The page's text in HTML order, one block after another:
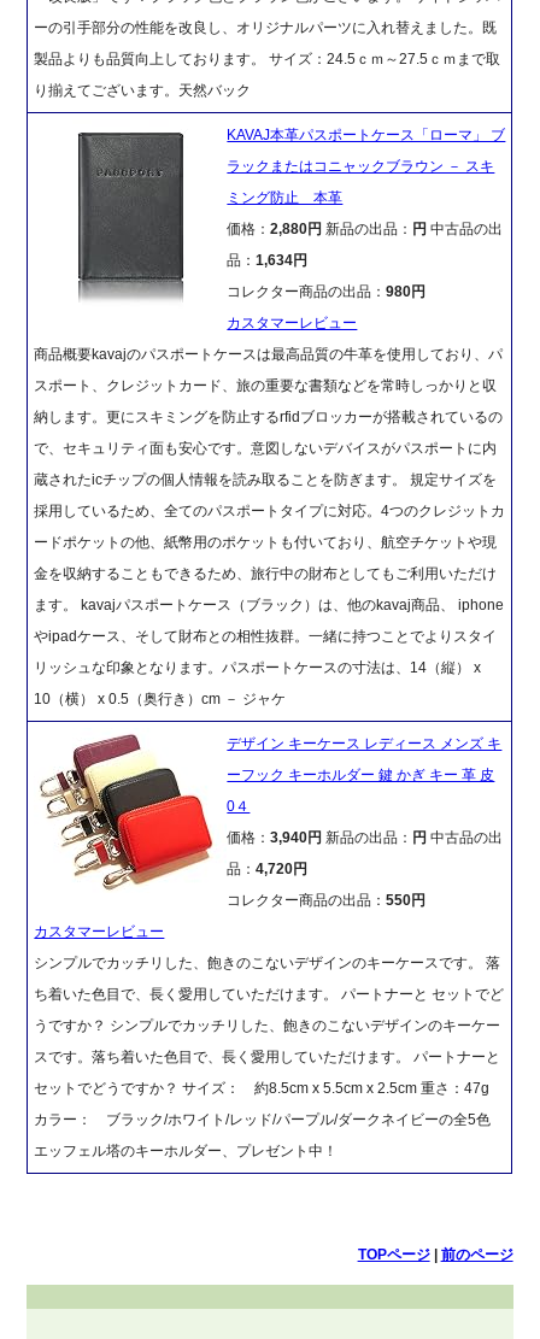
ーの引手部分の性能を改良し、オリジナルパーツに入れ替えました。既
製品よりも品質向上しております。 サイズ：24.5ｃｍ～27.5ｃｍまで取
り揃えてございます。天然バック
KAVAJ本革パスポートケース「ローマ」 ブ
ラックまたはコニャックブラウン － スキ
ミング防止 本革
価格：2,880円新品の出品： 円 中古品の出
品：1,634円
コレクター商品の出品：980円
カスタマーレビュー
商品概要kavajのパスポートケースは最高品質の牛革を使用しており、パ
スポート、クレジットカード、旅の重要な書類などを常時しっかりと収
納します。更にスキミングを防止するrfidブロッカーが搭載されているの
で、セキュリティ面も安心です。意図しないデバイスがパスポートに内
蔵されたicチップの個人情報を読み取ることを防ぎます。 規定サイズを
採用しているため、全てのパスポートタイプに対応。4つのクレジットカ
ードポケットの他、紙幣用のポケットも付いており、航空チケットや現
金を収納することもできるため、旅行中の財布としてもご利用いただけ
ます。 kavajパスポートケース（ブラック）は、他のkavaj商品、 iphone
やipadケース、そして財布との相性抜群。一緒に持つことでよりスタイ
リッシュな印象となります。パスポートケースの寸法は、14（縦） x
10（横） x 0.5（奥行き）cm － ジャケ
デザイン キーケース レディース メンズ キ
ーフック キーホルダー 鍵 かぎ キー 革 皮
0４
価格：3,940円新品の出品： 円 中古品の出
品：4,720円
コレクター商品の出品：550円
カスタマーレビュー
シンプルでカッチリした、飽きのこないデザインのキーケースです。 落
ち着いた色目で、長く愛用していただけます。 パートナーと セットでど
うですか？ シンプルでカッチリした、飽きのこないデザインのキーケー
スです。落ち着いた色目で、長く愛用していただけます。 パートナーと
セットでどうですか？ サイズ： 約8.5cm x 5.5cm x 2.5cm 重さ：47g
カラー： ブラック/ホワイト/レッド/パープル/ダークネイビーの全5色
エッフェル塔のキーホルダー、プレゼント中！
TOPページ| 前のページ